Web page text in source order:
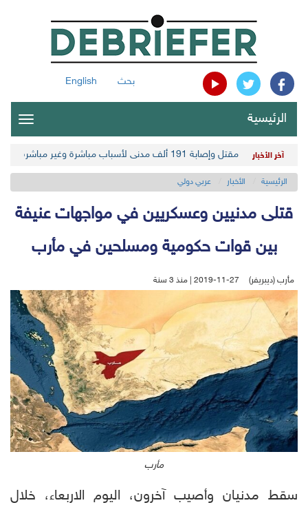
بحث English
الرئيسية
آخر الأخبار مقتل وإصابة 191 ألف مدني لأسباب مباشرة وغير مباشرة في أحدث حصيلة حوثية
الرئيسية الأخبار عربي دولي
قتلى مدنيين وعسكريين في مواجهات عنيفة
بين قوات حكومية ومسلحين في مأرب
مأرب (ديبريفر) 2019-11-27 | منذ 3 سنة
مأرب
سقط مدنيان وأصيب آخرون، اليوم الاربعاء، خلال